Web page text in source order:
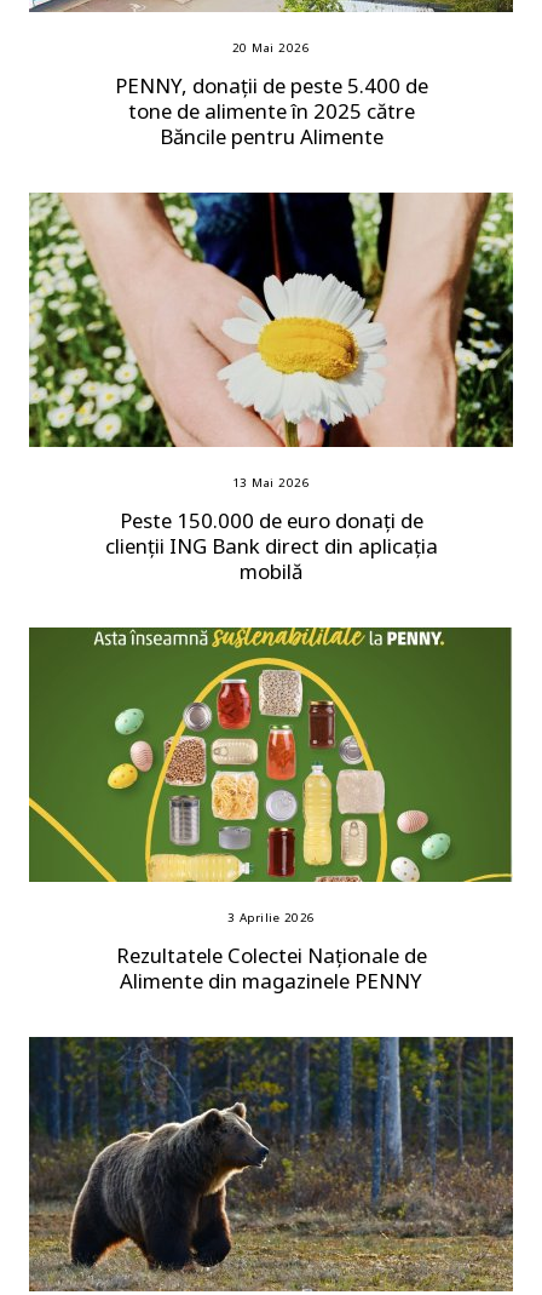
20 Mai 2026
PENNY, donații de peste 5.400 de
tone de alimente în 2025 către
Băncile pentru Alimente
13 Mai 2026
Peste 150.000 de euro donați de
clienții ING Bank direct din aplicația
mobilă
3 Aprilie 2026
Rezultatele Colectei Naționale de
Alimente din magazinele PENNY